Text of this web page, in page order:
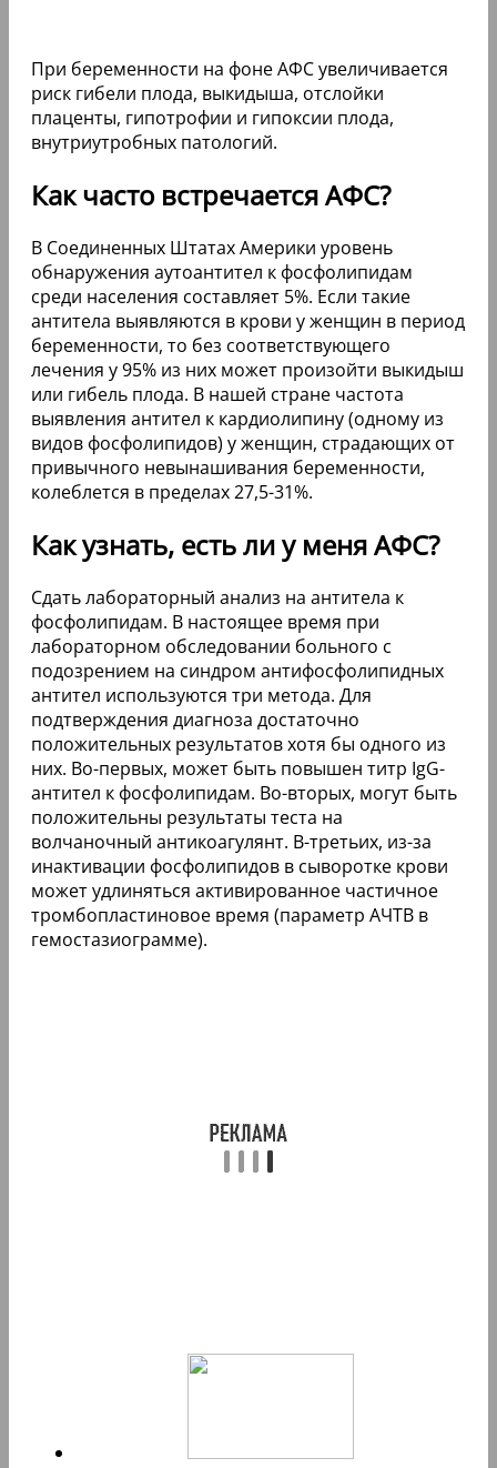
При беременности на фоне АФС увеличивается
риск гибели плода, выкидыша, отслойки
плаценты, гипотрофии и гипоксии плода,
внутриутробных патологий.
Как часто встречается АФС?
В Соединенных Штатах Америки уровень
обнаружения аутоантител к фосфолипидам
среди населения составляет 5%. Если такие
антитела выявляются в крови у женщин в период
беременности, то без соответствующего
лечения у 95% из них может произойти выкидыш
или гибель плода. В нашей стране частота
выявления антител к кардиолипину (одному из
видов фосфолипидов) у женщин, страдающих от
привычного невынашивания беременности,
колеблется в пределах 27,5-31%.
Как узнать, есть ли у меня АФС?
Сдать лабораторный анализ на антитела к
фосфолипидам. В настоящее время при
лабораторном обследовании больного с
подозрением на синдром антифосфолипидных
антител используются три метода. Для
подтверждения диагноза достаточно
положительных результатов хотя бы одного из
них. Во-первых, может быть повышен титр IgG-
антител к фосфолипидам. Во-вторых, могут быть
положительны результаты теста на
волчаночный антикоагулянт. В-третьих, из-за
инактивации фосфолипидов в сыворотке крови
может удлиняться активированное частичное
тромбопластиновое время (параметр АЧТВ в
гемостазиограмме).